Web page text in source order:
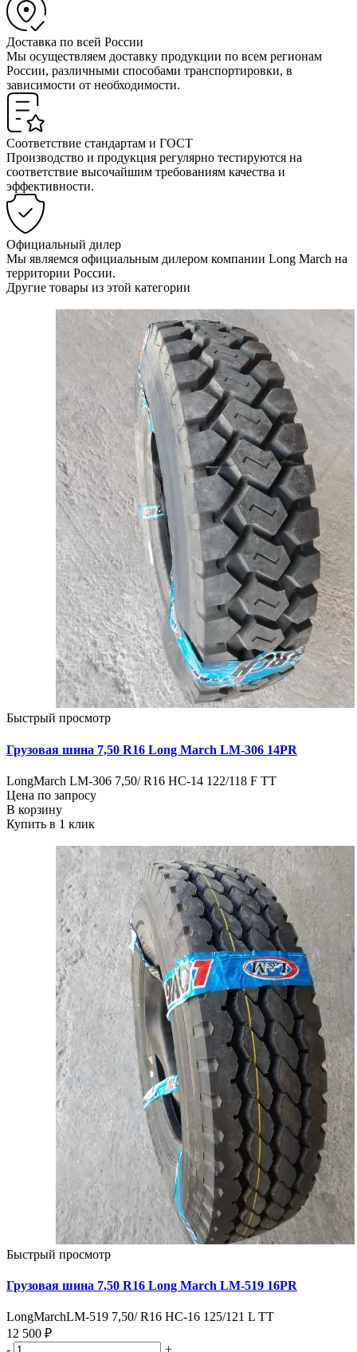
Доставка по всей России
Мы осуществляем доставку продукции по всем регионам
России, различными способами транспортировки, в
зависимости от необходимости.
Соответствие стандартам и ГОСТ
Производство и продукция регулярно тестируются на
соответствие высочайшим требованиям качества и
эффективности.
Официальный дилер
Мы являемся официальным дилером компании Long March на
территории России.
Другие товары из этой категории
Быстрый просмотр
Грузовая шина 7,50 R16 Long March LM-306 14PR
LongMarch LM-306 7,50/ R16 HC-14 122/118 F TT
Цена по запросу
В корзину
Купить в 1 клик
Быстрый просмотр
Грузовая шина 7,50 R16 Long March LM-519 16PR
LongMarchLM-519 7,50/ R16 HC-16 125/121 L TT
12 500 ₽